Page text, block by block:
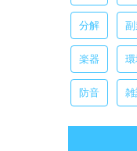
分解
楽器
防音